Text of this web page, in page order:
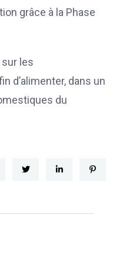
grâce à la Phase
les
d’alimenter, dans un
du